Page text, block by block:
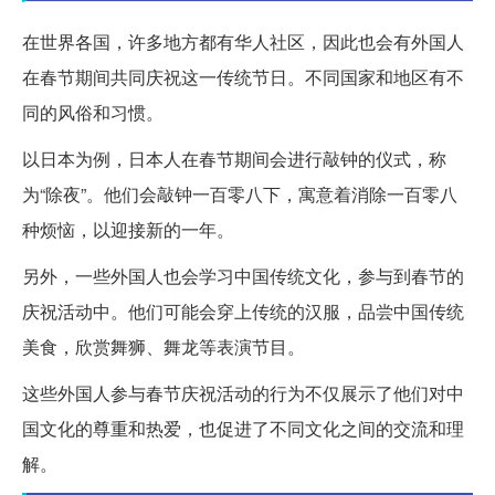
在世界各国，许多地方都有华人社区，因此也会有外国人
在春节期间共同庆祝这一传统节日。不同国家和地区有不
同的风俗和习惯。
以日本为例，日本人在春节期间会进行敲钟的仪式，称
为“除夜”。他们会敲钟一百零八下，寓意着消除一百零八
种烦恼，以迎接新的一年。
另外，一些外国人也会学习中国传统文化，参与到春节的
庆祝活动中。他们可能会穿上传统的汉服，品尝中国传统
美食，欣赏舞狮、舞龙等表演节目。
这些外国人参与春节庆祝活动的行为不仅展示了他们对中
国文化的尊重和热爱，也促进了不同文化之间的交流和理
解。